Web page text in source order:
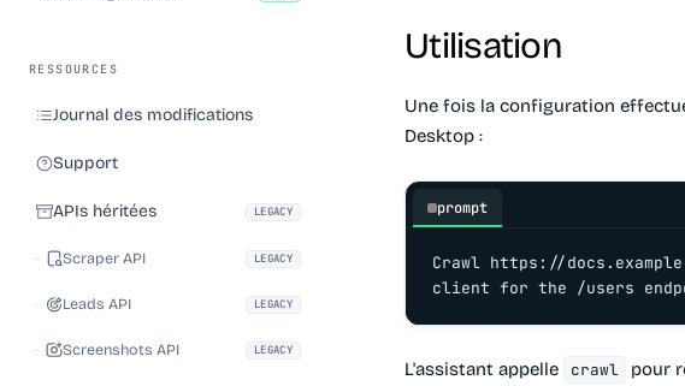
RESSOURCES
Journal des modifications
Support
APIs héritées LEGACY
Scraper API LEGACY
Leads API LEGACY
Screenshots API LEGACY
Utilisation
Une fois la configuration
Desktop :
prompt
Crawl https://
client for the /users
L'assistant appelle crawl pour